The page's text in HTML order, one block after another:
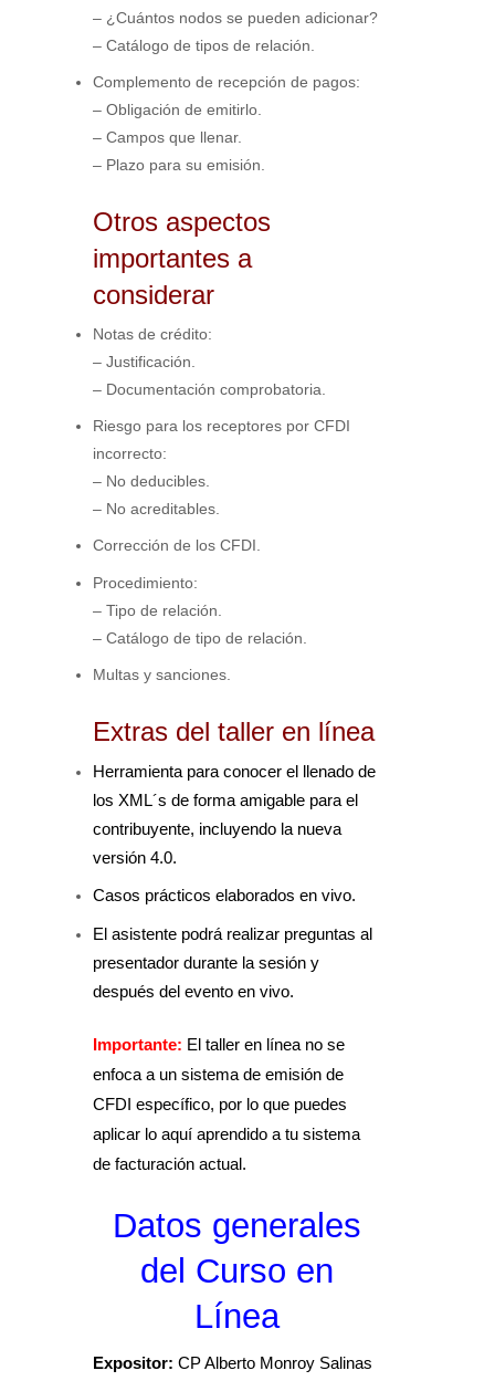
– ¿Cuántos nodos se pueden adicionar?
– Catálogo de tipos de relación.
Complemento de recepción de pagos:
– Obligación de emitirlo.
– Campos que llenar.
– Plazo para su emisión.
Otros aspectos
importantes a
considerar
Notas de crédito:
– Justificación.
– Documentación comprobatoria.
Riesgo para los receptores por CFDI
incorrecto:
– No deducibles.
– No acreditables.
Corrección de los CFDI.
Procedimiento:
– Tipo de relación.
– Catálogo de tipo de relación.
Multas y sanciones.
Extras del taller en línea
Herramienta para conocer el llenado de
los XML´s de forma amigable para el
contribuyente, incluyendo la nueva
versión 4.0.
Casos prácticos elaborados en vivo.
El asistente podrá realizar preguntas al
presentador durante la sesión y
después del evento en vivo.
Importante: El taller en línea no se
enfoca a un sistema de emisión de
CFDI específico, por lo que puedes
aplicar lo aquí aprendido a tu sistema
de facturación actual.
Datos generales
del Curso en
Línea
Expositor: CP Alberto Monroy Salinas